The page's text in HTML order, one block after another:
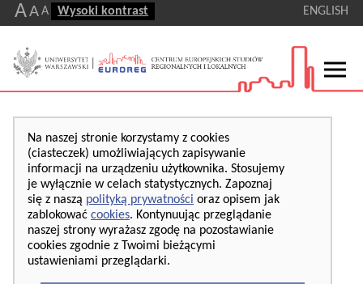
AA A Wysoki kontrast ENGLISH
Na naszej stronie korzystamy z cookies
(ciasteczek) umożliwiających zapisywanie
informacji na urządzeniu użytkownika. Stosujemy
je wyłącznie w celach statystycznych. Zapoznaj
się z naszą polityką prywatności oraz opisem jak
zablokować cookies. Kontynuując przeglądanie
naszej strony wyrażasz zgodę na pozostawianie
cookies zgodnie z Twoimi bieżącymi
ustawieniami przeglądarki.